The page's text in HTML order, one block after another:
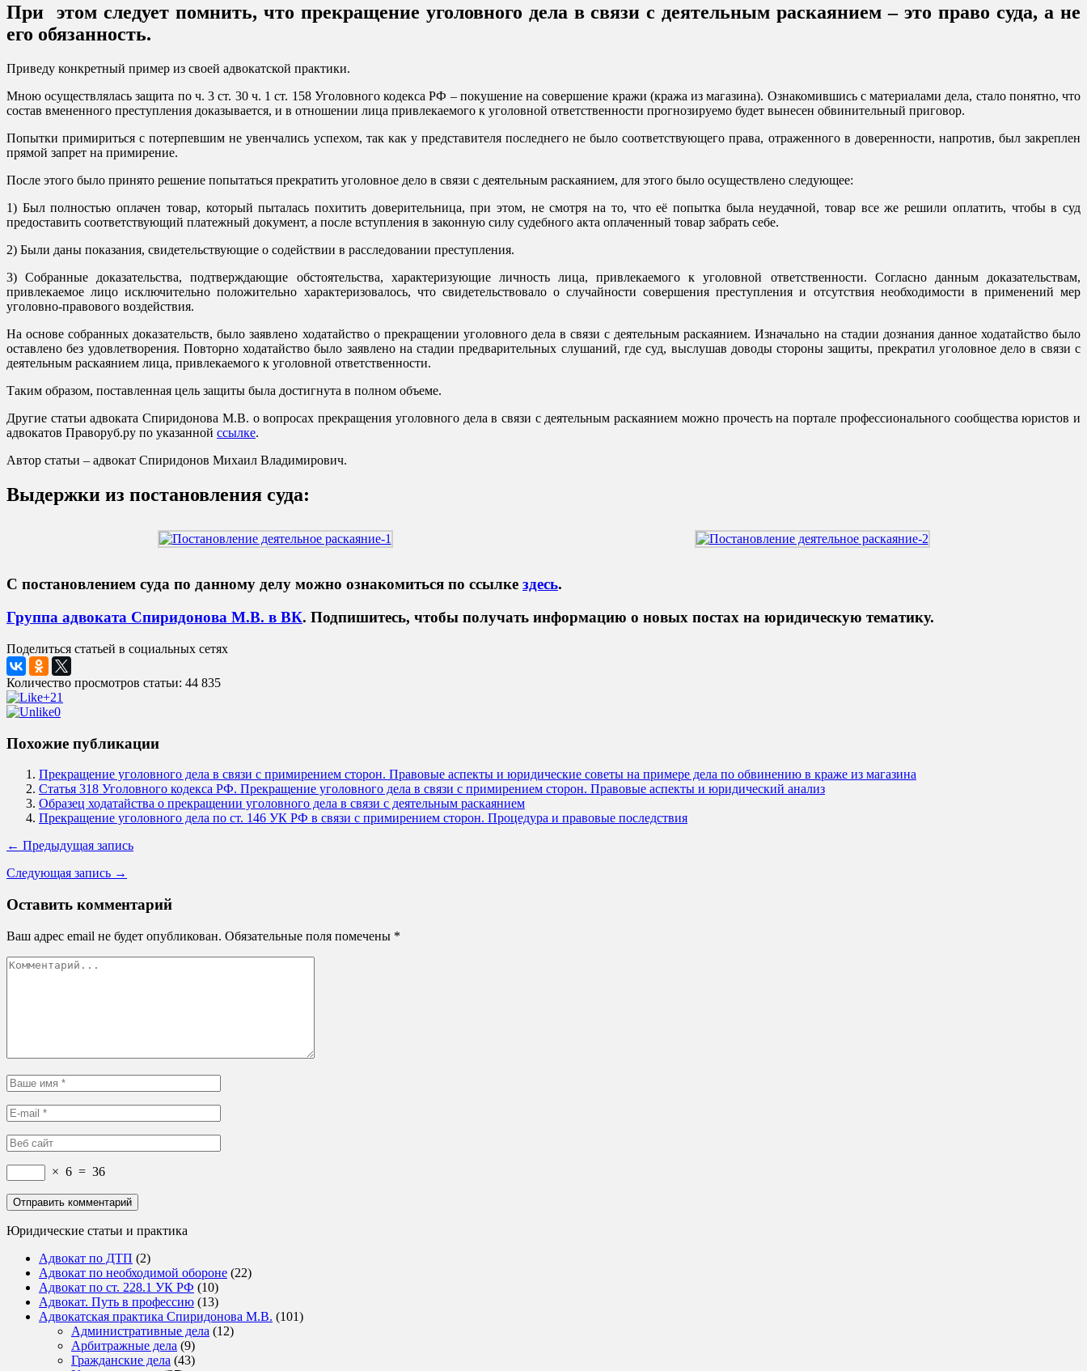
При этом следует помнить, что прекращение уголовного дела в связи с деятельным раскаянием – это право суда, а не
его обязанность.
Приведу конкретный пример из своей адвокатской практики.
Мною осуществлялась защита по ч. 3 ст. 30 ч. 1 ст. 158 Уголовного кодекса РФ – покушение на совершение кражи (кража из магазина). Ознакомившись с материалами дела, стало понятно, что
состав вмененного преступления доказывается, и в отношении лица привлекаемого к уголовной ответственности прогнозируемо будет вынесен обвинительный приговор.
Попытки примириться с потерпевшим не увенчались успехом, так как у представителя последнего не было соответствующего права, отраженного в доверенности, напротив, был закреплен
прямой запрет на примирение.
После этого было принято решение попытаться прекратить уголовное дело в связи с деятельным раскаянием, для этого было осуществлено следующее:
1) Был полностью оплачен товар, который пыталась похитить доверительница, при этом, не смотря на то, что её попытка была неудачной, товар все же решили оплатить, чтобы в суд
предоставить соответствующий платежный документ, а после вступления в законную силу судебного акта оплаченный товар забрать себе.
2) Были даны показания, свидетельствующие о содействии в расследовании преступления.
3) Собранные доказательства, подтверждающие обстоятельства, характеризующие личность лица, привлекаемого к уголовной ответственности. Согласно данным доказательствам,
привлекаемое лицо исключительно положительно характеризовалось, что свидетельствовало о случайности совершения преступления и отсутствия необходимости в применений мер
уголовно-правового воздействия.
На основе собранных доказательств, было заявлено ходатайство о прекращении уголовного дела в связи с деятельным раскаянием. Изначально на стадии дознания данное ходатайство было
оставлено без удовлетворения. Повторно ходатайство было заявлено на стадии предварительных слушаний, где суд, выслушав доводы стороны защиты, прекратил уголовное дело в связи с
деятельным раскаянием лица, привлекаемого к уголовной ответственности.
Таким образом, поставленная цель защиты была достигнута в полном объеме.
Другие статьи адвоката Спиридонова М.В. о вопросах прекращения уголовного дела в связи с деятельным раскаянием можно прочесть на портале профессионального сообщества юристов и
адвокатов Праворуб.ру по указанной ссылке.
Автор статьи – адвокат Спиридонов Михаил Владимирович.
Выдержки из постановления суда:
С постановлением суда по данному делу можно ознакомиться по ссылке здесь.
Группа адвоката Спиридонова М.В. в ВК. Подпишитесь, чтобы получать информацию о новых постах на юридическую тематику.
Поделиться статьей в социальных сетях
Количество просмотров статьи: 44 835
+21
0
Похожие публикации
Прекращение уголовного дела в связи с примирением сторон. Правовые аспекты и юридические советы на примере дела по обвинению в краже из магазина
Статья 318 Уголовного кодекса РФ. Прекращение уголовного дела в связи с примирением сторон. Правовые аспекты и юридический анализ
Образец ходатайства о прекращении уголовного дела в связи с деятельным раскаянием
Прекращение уголовного дела по ст. 146 УК РФ в связи с примирением сторон. Процедура и правовые последствия
← Предыдущая запись
Следующая запись →
Оставить комментарий
Ваш адрес email не будет опубликован. Обязательные поля помечены *
× 6 = 36
Юридические статьи и практика
Адвокат по ДТП (2)
Адвокат по необходимой обороне (22)
Адвокат по ст. 228.1 УК РФ (10)
Адвокат. Путь в профессию (13)
Адвокатская практика Спиридонова М.В. (101)
Административные дела (12)
Арбитражные дела (9)
Гражданские дела (43)